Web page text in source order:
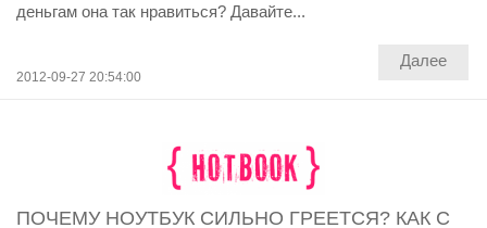
деньгам она так нравиться? Давайте...
2012-09-27 20:54:00
Далее
ПОЧЕМУ НОУТБУК СИЛЬНО ГРЕЕТСЯ? КАК С